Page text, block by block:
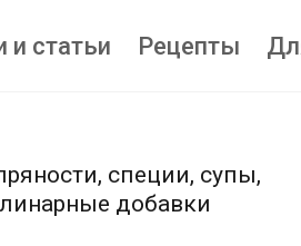
и статьи Рецепты
специи, супы,
добавки